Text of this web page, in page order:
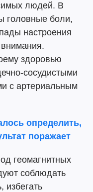
людей. В
головные боли,
настроения
здоровью
сосудистыми
с артериальным
определить,
поражает
геомагнитных
соблюдать
избегать